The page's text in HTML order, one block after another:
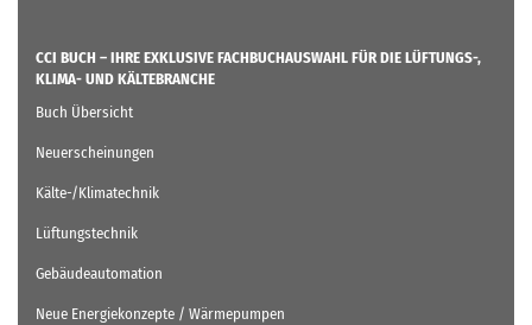
CCI BUCH – IHRE EXKLUSIVE FACHBUCHAUSWAHL FÜR DIE LÜFTUNGS-,
KLIMA- UND KÄLTEBRANCHE
Buch Übersicht
Neuerscheinungen
Kälte-/Klimatechnik
Lüftungstechnik
Gebäudeautomation
Neue Energiekonzepte / Wärmepumpen